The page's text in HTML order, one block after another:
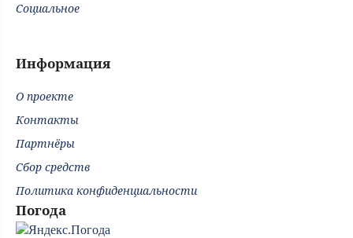
Социальное
Информация
О проекте
Контакты
Партнёры
Сбор средств
Политика конфиденциальности
Погода